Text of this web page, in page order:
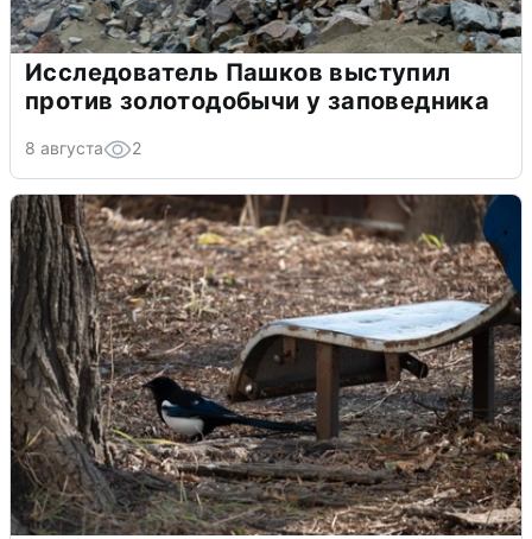
Исследователь Пашков выступил
против золотодобычи у заповедника
8 августа 2